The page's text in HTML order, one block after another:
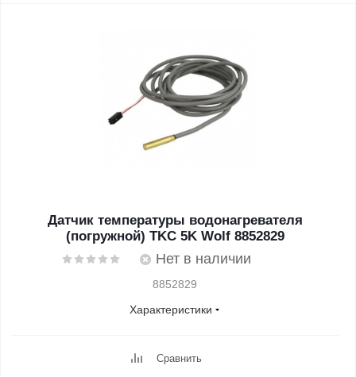
Датчик температуры водонагревателя
(погружной) TKC 5K Wolf 8852829
Нет в наличии
8852829
Характеристики
Сравнить